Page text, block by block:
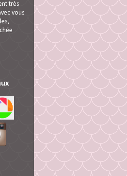
très
vous